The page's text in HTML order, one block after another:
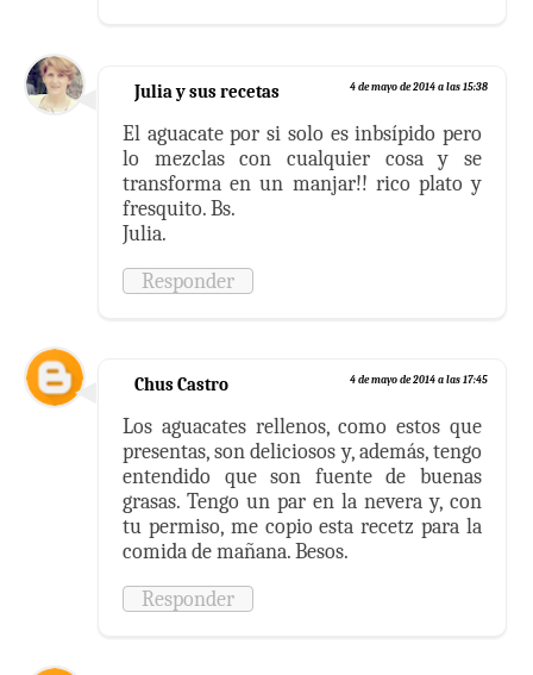
Julia y sus recetas 4 de mayo de 2014 a las 15:38
El aguacate por si solo es inbsípido pero
lo mezclas con cualquier cosa y se
transforma en un manjar!! rico plato y
fresquito. Bs.
Julia.
Responder
Chus Castro 4 de mayo de 2014 a las 17:45
Los aguacates rellenos, como estos que
presentas, son deliciosos y, además, tengo
entendido que son fuente de buenas
grasas. Tengo un par en la nevera y, con
tu permiso, me copio esta recetz para la
comida de mañana. Besos.
Responder